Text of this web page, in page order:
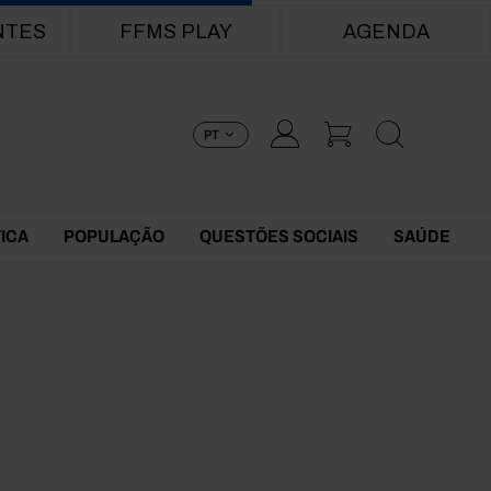
FFMS PLAY AGENDA
PT
POPULAÇÃO QUESTÕES SOCIAIS SAÚDE